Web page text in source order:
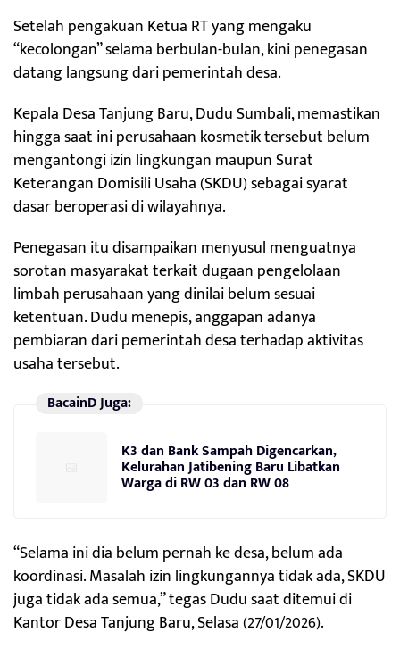
Setelah pengakuan Ketua RT yang mengaku
“kecolongan” selama berbulan-bulan, kini penegasan
datang langsung dari pemerintah desa.
Kepala Desa Tanjung Baru, Dudu Sumbali, memastikan
hingga saat ini perusahaan kosmetik tersebut belum
mengantongi izin lingkungan maupun Surat
Keterangan Domisili Usaha (SKDU) sebagai syarat
dasar beroperasi di wilayahnya.
Penegasan itu disampaikan menyusul menguatnya
sorotan masyarakat terkait dugaan pengelolaan
limbah perusahaan yang dinilai belum sesuai
ketentuan. Dudu menepis, anggapan adanya
pembiaran dari pemerintah desa terhadap aktivitas
usaha tersebut.
BacainD Juga:
K3 dan Bank Sampah Digencarkan,
Kelurahan Jatibening Baru Libatkan
Warga di RW 03 dan RW 08
“Selama ini dia belum pernah ke desa, belum ada
koordinasi. Masalah izin lingkungannya tidak ada, SKDU
juga tidak ada semua,” tegas Dudu saat ditemui di
Kantor Desa Tanjung Baru, Selasa (27/01/2026).